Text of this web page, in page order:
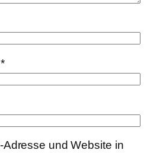
*
Adresse und Website in